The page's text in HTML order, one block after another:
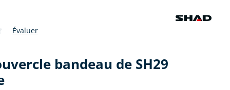
Évaluer
bandeau de SH29